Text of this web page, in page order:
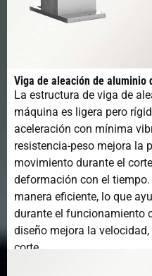
Viga de aleación de aluminio
La estructura de viga de
máquina es ligera pero
aceleración con mínima
resistencia-peso mejora la
movimiento durante el
deformación con el
manera eficiente, lo que
durante el funcionamiento
diseño mejora la
corte.